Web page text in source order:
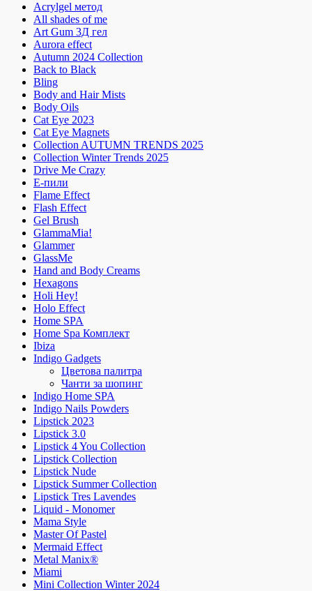
Acrylgel метод
All shades of me
Art Gum 3Д гел
Aurora effect
Autumn 2024 Collection
Back to Black
Bling
Body and Hair Mists
Body Oils
Cat Eye 2023
Cat Eye Magnets
Collection AUTUMN TRENDS 2025
Collection Winter Trends 2025
Drive Me Crazy
E-пили
Flame Effect
Flash Effect
Gel Brush
GlammaMia!
Glammer
GlassMe
Hand and Body Creams
Hexagons
Holi Hey!
Holo Effect
Home SPA
Home Spa Комплект
Ibiza
Indigo Gadgets
Цветова палитра
Чанти за шопинг
Indigo Home SPA
Indigo Nails Powders
Lipstick 2023
Lipstick 3.0
Lipstick 4 You Collection
Lipstick Collection
Lipstick Nude
Lipstick Summer Collection
Lipstick Tres Lavendes
Liquid - Monomer
Mama Style
Master Of Pastel
Mermaid Effect
Metal Manix®
Miami
Mini Collection Winter 2024